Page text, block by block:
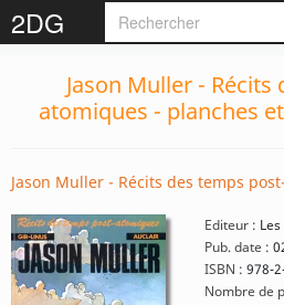
2DG
Jason Muller -
atomiques - planches
Jason Muller - Récits des temps
Editeur :
Pub. date :
ISBN : 978-
Nombre de